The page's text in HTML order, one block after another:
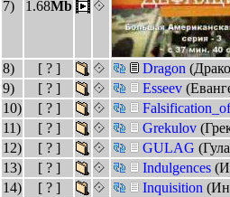
7) 1.68Mb
8) [ ? ] Dragon
9)
[ ? ] Esseev
10)
[ ? ]
11)
[ ? ] Grekulov
12)
[ ? ] GULAG
13)
[ ? ] Indulgences
14)
[ ? ] Inquisition